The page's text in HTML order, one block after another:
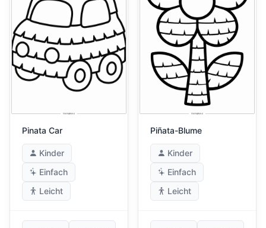
Pinata Car
Kinder
Einfach
Leicht
Piñata-Blume
Kinder
Einfach
Leicht